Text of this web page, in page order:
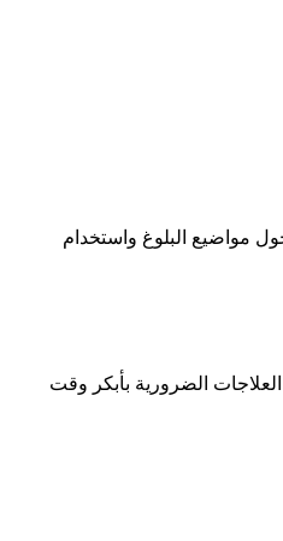
المشورة أيضًا حول مواضيع البلوغ واستخدام
الضرورية بأبكر وقت